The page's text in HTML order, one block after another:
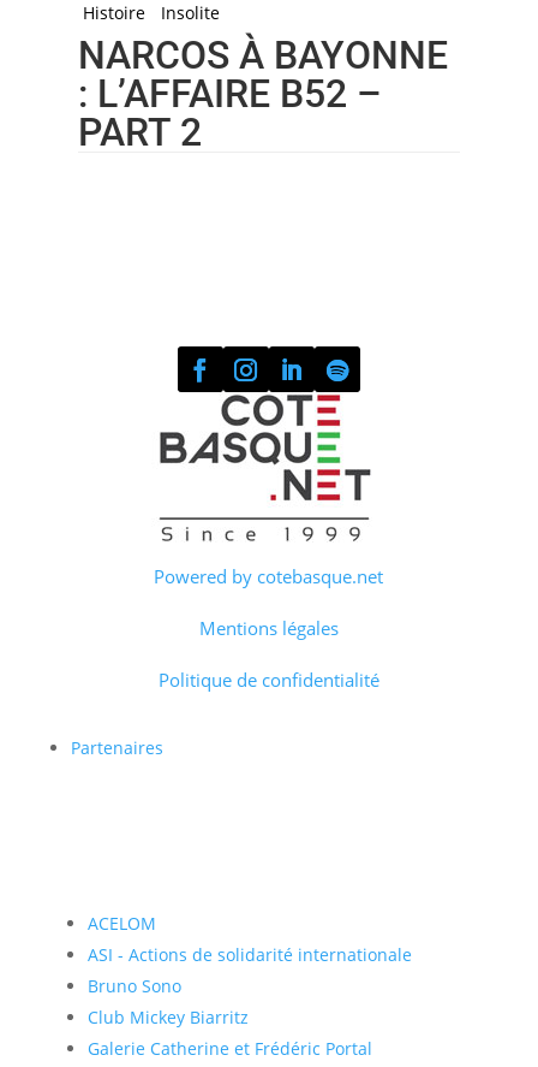
Histoire Insolite
NARCOS À BAYONNE
: L’AFFAIRE B52 –
PART 2
Powered by cotebasque.net
Mentions légales
Politique de confidentialité
Partenaires
ACELOM
ASI - Actions de solidarité internationale
Bruno Sono
Club Mickey Biarritz
Galerie Catherine et Frédéric Portal